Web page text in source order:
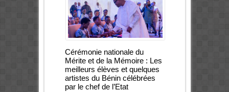
Cérémonie nationale du
Mérite et de la Mémoire : Les
meilleurs élèves et quelques
artistes du Bénin célébrées
par le chef de l’Etat